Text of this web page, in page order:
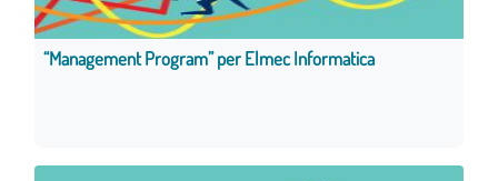
“Management Program” per Elmec Informatica